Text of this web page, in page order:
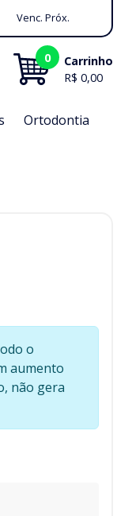
Venc. Próx.
0
Carrinho
R$ 0,00
Ortodontia
o
aumento
não gera